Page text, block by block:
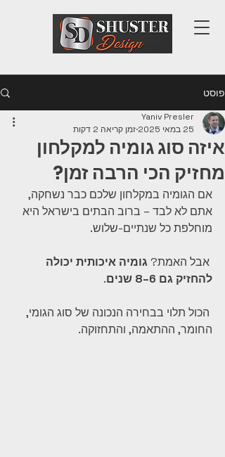
פוסט
איזה סוג גומיה למקלחון
מחזיק הכי הרבה זמן?
Yaniv Presler
25 במאי 2025
זמן קריאה 2 דקות
אם הגומיה במקלחון שלכם כבר נשחקה,
אתם לא לבד – ברוב הבתים בישראל היא
מוחלפת כל שנתיים-שלוש.
גומיה איכותית יכולה
להחזיק גם 6–8 שנים
.
הכול תלוי בבחירה הנכונה של סוג הגומי,
החומר, ההתאמה, והתחזוקה.